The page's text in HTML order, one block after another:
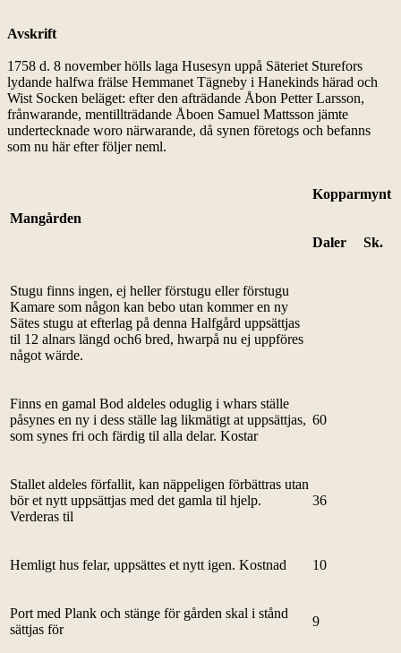
Avskrift
1758 d. 8 november hölls laga Husesyn uppå Säteriet Sturefors
lydande halfwa frälse Hemmanet Tägneby i Hanekinds härad och
Wist Socken beläget: efter den afträdande Åbon Petter Larsson,
frånwarande, mentillträdande Åboen Samuel Mattsson jämte
undertecknade woro närwarande, då synen företogs och befanns
som nu här efter följer neml.
Mangården
Kopparmynt
Daler Sk.
Stugu finns ingen, ej heller förstugu eller förstugu
Kamare som någon kan bebo utan kommer en ny
Sätes stugu at efterlag på denna Halfgård uppsättjas
til 12 alnars längd och6 bred, hwarpå nu ej uppföres
något wärde.
Finns en gamal Bod aldeles oduglig i whars ställe
påsynes en ny i dess ställe lag likmätigt at uppsättjas,
som synes fri och färdig til alla delar. Kostar
60
Stallet aldeles förfallit, kan näppeligen förbättras utan
bör et nytt uppsättjas med det gamla til hjelp.
Verderas til
36
Hemligt hus felar, uppsättes et nytt igen. Kostnad 10
Port med Plank och stänge för gården skal i stånd
sättjas för
9